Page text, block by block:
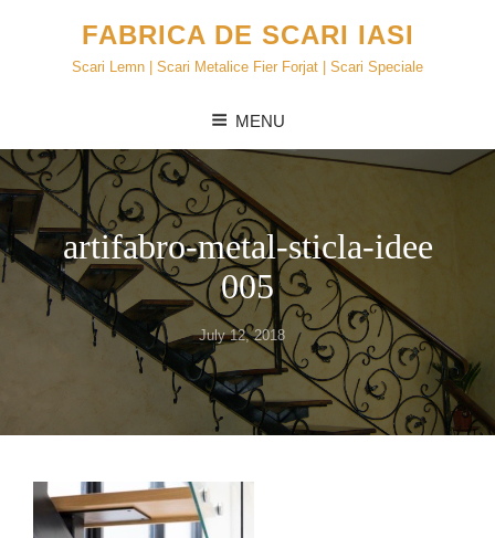
FABRICA DE SCARI IASI
Scari Lemn | Scari Metalice Fier Forjat | Scari Speciale
MENU
artifabro-metal-sticla-idee
005
Posted
on
July 12, 2018